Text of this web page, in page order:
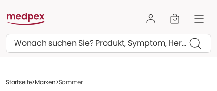
Suchen
Startseite Marken Sommer